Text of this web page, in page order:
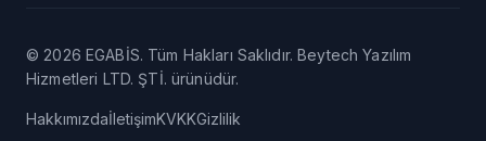
© 2026 EGABİS. Tüm Hakları Saklıdır. Beytech Yazılım
Hizmetleri LTD. ŞTİ. ürünüdür.
HakkımızdaİletişimKVKKGizlilik